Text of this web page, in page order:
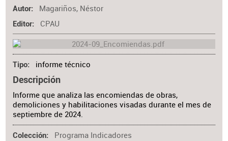
Autor Magariños, Néstor
Editor CPAU
Tipo informe técnico
Descripción
Informe que analiza las encomiendas de obras,
demoliciones y habilitaciones visadas durante el mes de
septiembre de 2024.
Colección Programa Indicadores